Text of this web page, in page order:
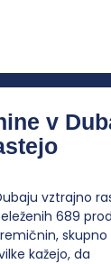
v
vztrajno
689
skupno
kažejo, da